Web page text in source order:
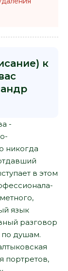
к
-
никогда
в этом
язык
разговор
по душам.
портретов,